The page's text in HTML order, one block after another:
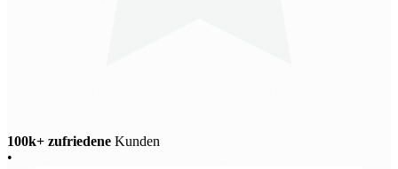
100k+ zufriedene Kunden
•